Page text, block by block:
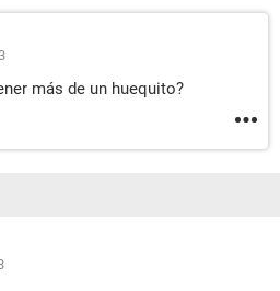
más de un huequito?